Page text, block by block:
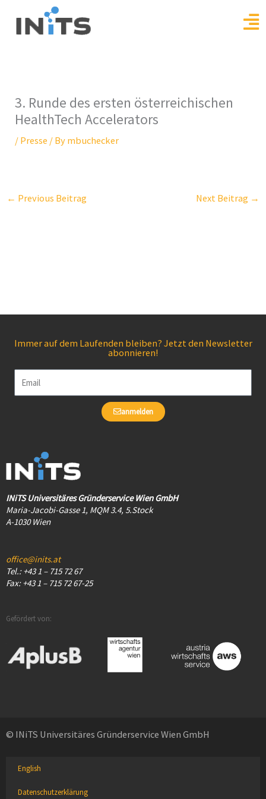
content
3. Runde des ersten österreichischen
HealthTech Accelerators
/ Presse / By mbuchecker
← Previous Beitrag Next Beitrag →
Immer auf dem Laufenden bleiben? Jetzt den Newsletter
abonnieren!
anmelden
INiTS Universitäres Gründerservice Wien GmbH
Maria-Jacobi-Gasse 1, MQM 3.4, 5.Stock
A-1030 Wien
office@inits.at
Tel.: +43 1 – 715 72 67
Fax: +43 1 – 715 72 67-25
Gefördert von:
© INiTS Universitäres Gründerservice Wien GmbH
English
Datenschutzerklärung